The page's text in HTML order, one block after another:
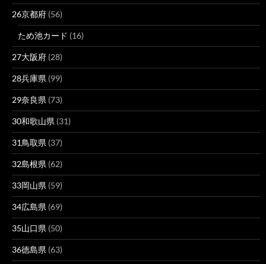
26京都府 (56)
ため池カード (16)
27大阪府 (28)
28兵庫県 (99)
29奈良県 (73)
30和歌山県 (31)
31鳥取県 (37)
32島根県 (62)
33岡山県 (59)
34広島県 (69)
35山口県 (50)
36徳島県 (63)